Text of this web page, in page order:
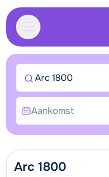
Arc 1800
Arc 1800
Aankomst